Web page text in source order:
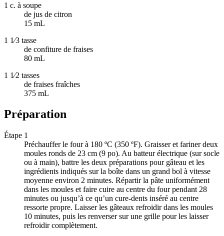
1 c. à soupe
de jus de citron
15 mL
1 1⁄3 tasse
de confiture de fraises
80 mL
1 1⁄2 tasses
de fraises fraîches
375 mL
Préparation
Étape 1
Préchauffer le four à 180 ºC (350 ºF). Graisser et fariner deux
moules ronds de 23 cm (9 po). Au batteur électrique (sur socle
ou à main), battre les deux préparations pour gâteau et les
ingrédients indiqués sur la boîte dans un grand bol à vitesse
moyenne environ 2 minutes. Répartir la pâte uniformément
dans les moules et faire cuire au centre du four pendant 28
minutes ou jusqu’à ce qu’un cure-dents inséré au centre
ressorte propre. Laisser les gâteaux refroidir dans les moules
10 minutes, puis les renverser sur une grille pour les laisser
refroidir complètement.